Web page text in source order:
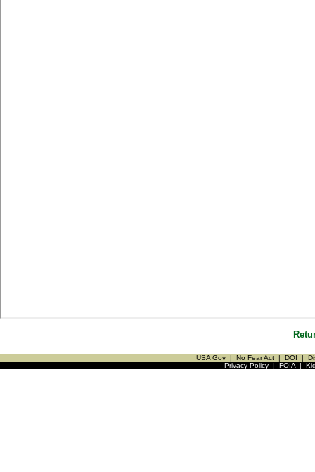
USA Gov | No Fear Act | DOI |
Privacy Policy| FOIA|